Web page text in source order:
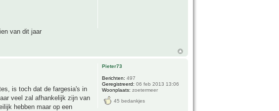
van dit jaar
is toch dat de fargesia's in
veel zal afhankelijk zijn van
hebben maar op een
Pieter73
Berichten: 497
Geregistreerd: 06 feb 2013 13:06
Woonplaats: zoetermeer
45 bedankjes